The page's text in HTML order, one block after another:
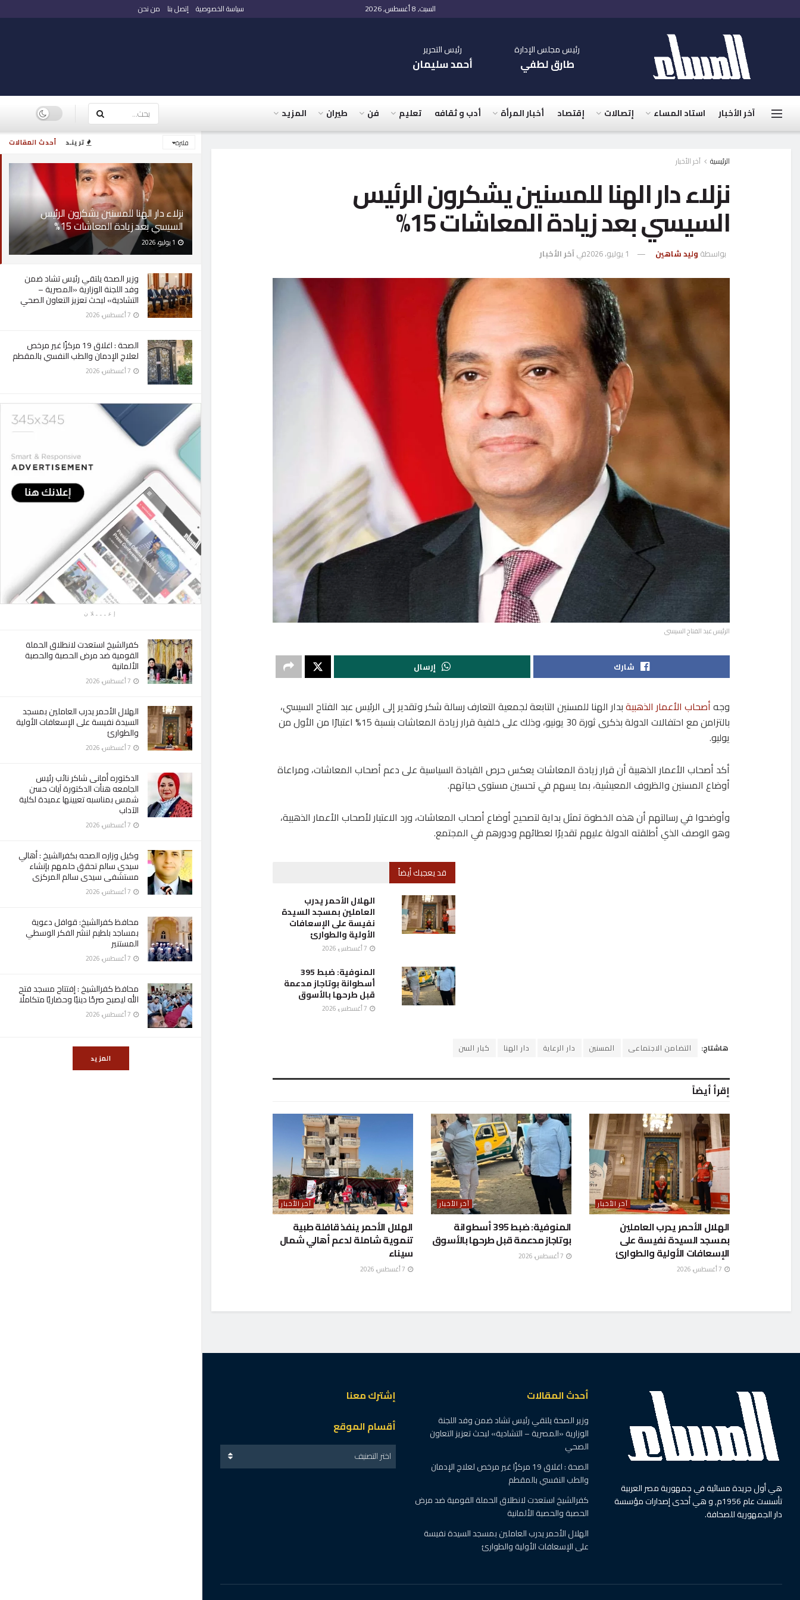
أحدث المقالات ترينـد فلترة
نزلاء دار الهنا للمسنين يشكرون الرئيس
السيسي بعد زيادة المعاشات 15%
وزير الصحة يلتقي رئيس تشاد ضمن
وفد اللجنة الوزارية «المصرية –
التشادية» لبحث تعزيز التعاون الصحي
الصحة : اغلاق 19 مركزًا غير مرخص
لعلاج الإدمان والطب النفسي بالمقطم
إعـــلان
كفرالشيخ استعدت لانطلاق الحملة
القومية ضد مرض الحصبة والحصبة
الألمانية
الهلال الأحمر يدرب العاملين بمسجد
السيدة نفيسة على الإسعافات الأولية
والطوارئ
الدكتوره أمانى شاكر نائب رئيس
الجامعه هنأت الدكتورة آيات حسن
شمس بمناسبه تعيينها عميدة لكلية
الآداب
وكيل وزاره الصحه بكفرالشيخ : أهالي
سيدي سالم تحقق حلمهم بإنشاء
مستشفى سيدى سالم المركزى
محافظ كفرالشيخ: قوافل دعوية
بمساجد بلطيم لنشر الفكر الوسطي
المستنير
محافظ كفرالشيخ : إفتتاح مسجد فتح
الله ليصبح صرحًا دينيًا وحضاريًا متكاملًا
المزيد
السبت, 8 أغسطس, 2026 سياسة الخصوصية إتصل بنا من نحن
رئيس مجلس الإدارة
طارق لطفي
رئيس التحرير
أحمد سليمان
آخر الأخبار استاد المساء إتصالات إقتصاد أخبار المرأة أدب و ثقافه تعليم فن طيران المزيد
الرئيسية آخر الأخبار
نزلاء دار الهنا للمسنين يشكرون الرئيس
السيسي بعد زيادة المعاشات 15%
بواسطة وليد شاهين 1 يوليو، 2026 فيآخر الأخبار
الرئيس عبد الفتاح السيسى
شارك إرسال
وجهأصحاب الأعمار الذهبيةبدار الهنا للمسنين التابعة لجمعية التعارف رسالة شكر وتقدير إلى الرئيس عبد الفتاح السيسي،
بالتزامن مع احتفالات الدولة بذكرى ثورة 30 يونيو، وذلك على خلفية قرار زيادة المعاشات بنسبة 15% اعتبارًا من الأول من
يوليو.
أكد أصحاب الأعمار الذهبية أن قرار زيادة المعاشات يعكس حرص القيادة السياسية على دعم أصحاب المعاشات، ومراعاة
أوضاع المسنين والظروف المعيشية، بما يسهم في تحسين مستوى حياتهم.
وأوضحوا في رسالتهم أن هذه الخطوة تمثل بداية لتصحيح أوضاع أصحاب المعاشات، ورد الاعتبار لأصحاب الأعمار الذهبية،
وهو الوصف الذي أطلقته الدولة عليهم تقديرًا لعطائهم ودورهم في المجتمع.
قد يعجبك أيضاً
الهلال الأحمر يدرب
العاملين بمسجد السيدة
نفيسة على الإسعافات
الأولية والطوارئ
المنوفية: ضبط 395
أسطوانة بوتاجاز مدعمة
قبل طرحها بالأسوق
هاشتاج: التضامن الاجتماعى المسنين دار الرعاية دار الهنا كبار السن
إقرأ أيضاً
آخر الأخبار
الهلال الأحمر يدرب العاملين
بمسجد السيدة نفيسة على
الإسعافات الأولية والطوارئ
آخر الأخبار
المنوفية: ضبط 395 أسطوانة
بوتاجاز مدعمة قبل طرحها بالأسوق
آخر الأخبار
الهلال الأحمر ينفذ قافلة طبية
تنموية شاملة لدعم أهالي شمال
سيناء
هي أول جريدة مسائية في جمهورية مصر العربية
تأسست عام 1956م, و هي أحدى إصدارات مؤسسة
دار الجمهورية للصحافة.
أحدث المقالات
وزير الصحة يلتقي رئيس تشاد ضمن وفد اللجنة
الوزارية «المصرية – التشادية» لبحث تعزيز التعاون
الصحي
الصحة : اغلاق 19 مركزًا غير مرخص لعلاج الإدمان
والطب النفسي بالمقطم
كفرالشيخ استعدت لانطلاق الحملة القومية ضد مرض
الحصبة والحصبة الألمانية
الهلال الأحمر يدرب العاملين بمسجد السيدة نفيسة
على الإسعافات الأولية والطوارئ
إشترك معنا
أقسام الموقع
اختر التصنيف